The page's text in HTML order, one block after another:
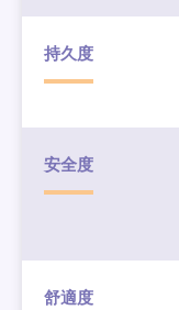
持久度
安全度
舒適度